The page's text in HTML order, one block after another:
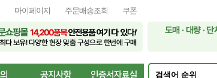
검색어 순위
마이페이지 주문배송조회 쿠폰